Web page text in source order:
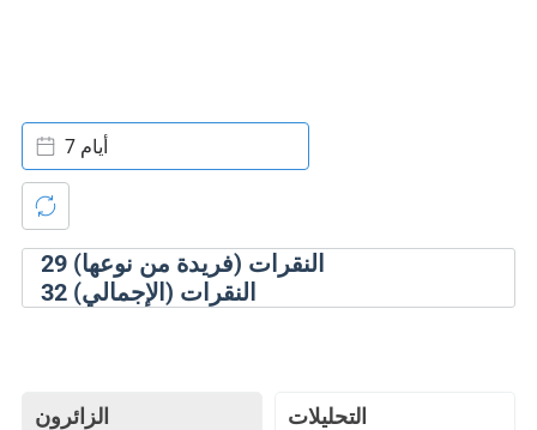
29 النقرات (فريدة من نوعها)
32 النقرات (الإجمالي)
7 أيام
الزائرون التحليلات